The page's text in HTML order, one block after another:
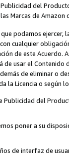
del
Marcas de
podamos
cualquier
de este
usar el
de eliminar o
la Licencia o según
Publicidad del
poner a su
de interfaz de